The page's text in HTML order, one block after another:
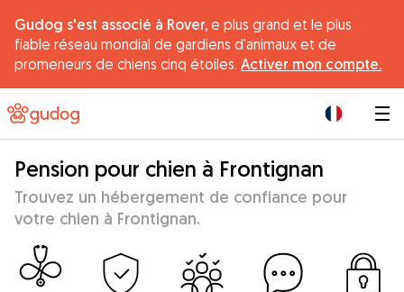
Gudog s'est associé à Rover, e plus grand et le plus
fiable réseau mondial de gardiens d'animaux et de
promeneurs de chiens cinq étoiles. Activer mon compte.
Pension pour chien à Frontignan
Trouvez un hébergement de confiance pour
votre chien à Frontignan.